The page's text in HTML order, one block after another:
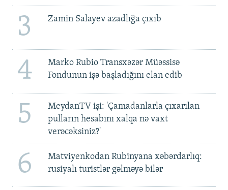
3 Zamin Salayev azadlığa çıxıb
4
Marko Rubio Transxəzər Müəssisə
Fondunun işə başladığını elan edib
5
MeydanTV işi: 'Çamadanlarla çıxarılan
pulların hesabını xalqa nə vaxt
verəcəksiniz?'
6
Matviyenkodan Rubinyana xəbərdarlıq:
rusiyalı turistlər gəlməyə bilər